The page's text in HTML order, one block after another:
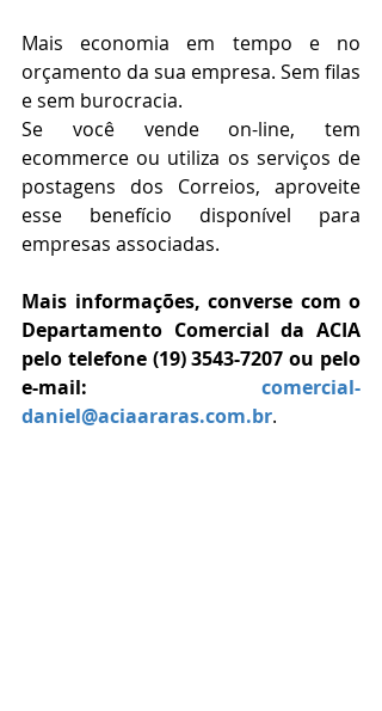
Mais economia em tempo e no
orçamento da sua empresa. Sem filas
e sem burocracia.
Se você vende on-line, tem
ecommerce ou utiliza os serviços de
postagens dos Correios, aproveite
esse benefício disponível para
empresas associadas.
Mais informações, converse com o
Departamento Comercial da ACIA
pelo telefone (19) 3543-7207 ou pelo
e-mail: comercial-
daniel@aciaararas.com.br.